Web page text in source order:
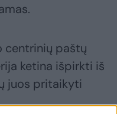
centrinių paštų
ketina išpirkti iš
juos pritaikyti